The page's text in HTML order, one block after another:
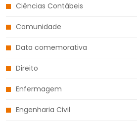
Ciências Contábeis
Comunidade
Data comemorativa
Direito
Enfermagem
Engenharia Civil